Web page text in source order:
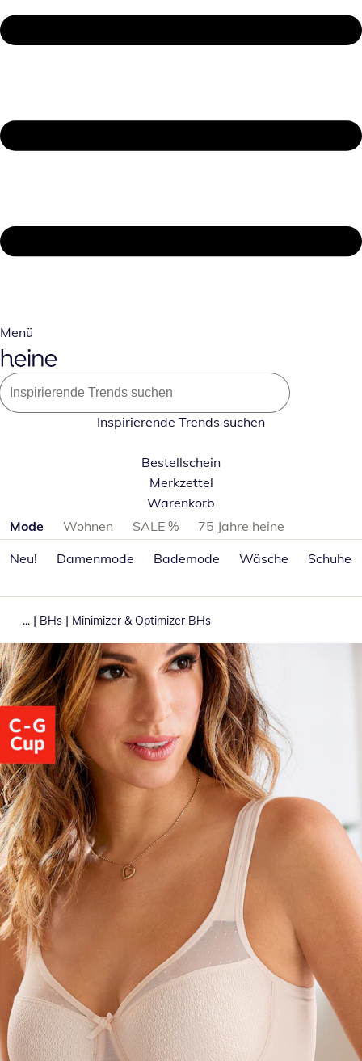
Menü
Inspirierende Trends suchen
Bestellschein
Merkzettel
Warenkorb
Produktkategorien überspringen
Mode Wohnen SALE %
75 Jahre heine
Neu!
Damenmode Bademode Wäsche Schuhe
... | BHs | Minimizer & Optimizer BHs